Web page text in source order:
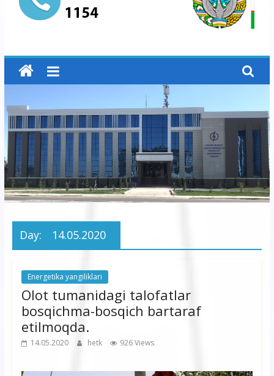
hududiy
elektr
tarmoqlari
korxonasi”
AJ
“Buxoro
hududiy
korxonasi”
Day: 14.05.2020
Energetika yangiliklari
Olot tumanidagi talofatlar
bosqichma-bosqich bartaraf
etilmoqda.
14.05.2020 hetk 926 Views